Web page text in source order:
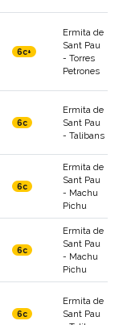
6c+
Ermita de
Sant Pau
- Torres
Petrones
6c
Ermita de
Sant Pau
- Talibans
6c
Ermita de
Sant Pau
- Machu
Pichu
6c
Ermita de
Sant Pau
- Machu
Pichu
6c
Ermita de
Sant Pau